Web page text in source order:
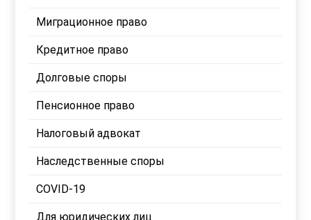
Миграционное право
Кредитное право
Долговые споры
Пенсионное право
Налоговый адвокат
Наследственные споры
COVID-19
Для юридических лиц